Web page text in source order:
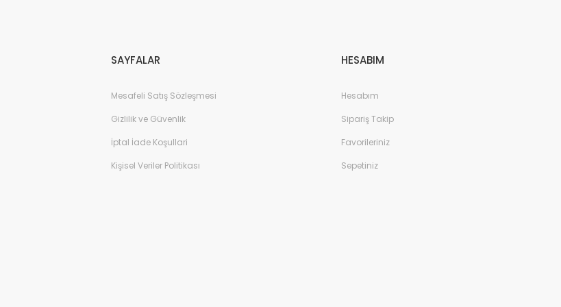
SAYFALAR
Mesafeli Satış Sözleşmesi
Gizlilik ve Güvenlik
İptal İade Koşullari
Kişisel Veriler Politikası
HESABIM
Hesabım
Sipariş Takip
Favorileriniz
Sepetiniz